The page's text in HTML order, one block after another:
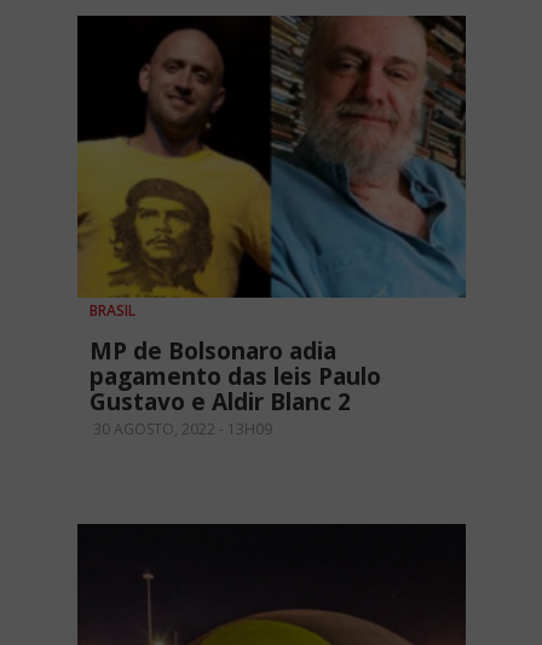
BRASIL
MP de Bolsonaro adia
pagamento das leis Paulo
Gustavo e Aldir Blanc 2
30 AGOSTO, 2022 - 13H09